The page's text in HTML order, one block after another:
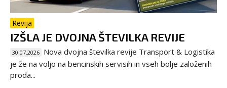
Revija
IZŠLA JE DVOJNA ŠTEVILKA REVIJE
30.07.2026 Nova dvojna številka revije Transport & Logistika
je že na voljo na bencinskih servisih in vseh bolje založenih
proda...